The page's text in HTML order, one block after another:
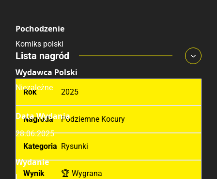
Pochodzenie
Komiks polski
Wydawca Polski
Niezależne
Data Wydania
28.06.2025
Wydanie
Lista nagród
2025
Podziemne Kocury
Rysunki
🏆 Wygrana